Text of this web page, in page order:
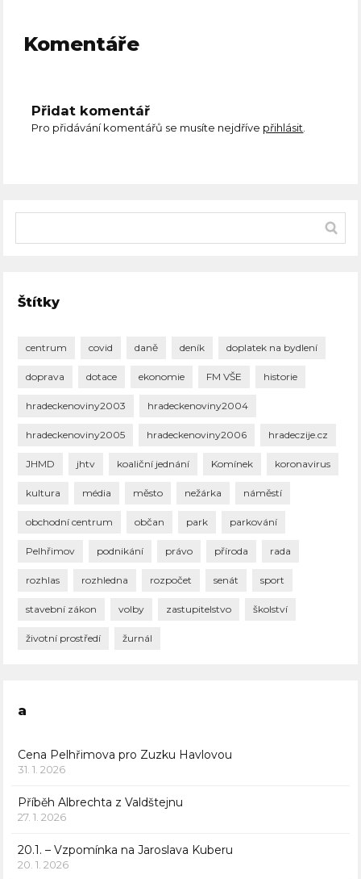
Komentáře
Přidat komentář
Pro přidávání komentářů se musíte nejdříve přihlásit.
Štítky
centrum covid daně deník doplatek na bydlení
doprava dotace ekonomie FM VŠE historie
hradeckenoviny2003 hradeckenoviny2004
hradeckenoviny2005 hradeckenoviny2006 hradeczije.cz
JHMD jhtv koaliční jednání Komínek koronavirus
kultura média město nežárka náměstí
obchodní centrum občan park parkování
Pelhřimov podnikání právo příroda rada
rozhlas rozhledna rozpočet senát sport
stavební zákon volby zastupitelstvo školství
životní prostředí žurnál
a
Cena Pelhřimova pro Zuzku Havlovou
31. 1. 2026
Příběh Albrechta z Valdštejnu
27. 1. 2026
20.1. – Vzpomínka na Jaroslava Kuberu
20. 1. 2026